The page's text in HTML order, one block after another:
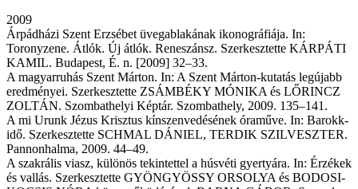
2009
Árpádházi Szent Erzsébet üvegablakának ikonográfiája. In:
Toronyzene. Átlók. Új átlók. Reneszánsz. Szerkesztette KÁRPÁTI
KAMIL. Budapest, É. n. [2009] 32–33.
A magyarruhás Szent Márton. In: A Szent Márton-kutatás legújabb
eredményei. Szerkesztette ZSÁMBÉKY MÓNIKA és LŐRINCZ
ZOLTÁN. Szombathelyi Képtár. Szombathely, 2009. 135–141.
A mi Urunk Jézus Krisztus kínszenvedésének óraműve. In: Barokk-
idő. Szerkesztette SCHMAL DÁNIEL, TERDIK SZILVESZTER.
Pannonhalma, 2009. 44–49.
A szakrális viasz, különös tekintettel a húsvéti gyertyára. In: Érzékek
és vallás. Szerkesztette GYÖNGYÖSSY ORSOLYA és BODOSI-